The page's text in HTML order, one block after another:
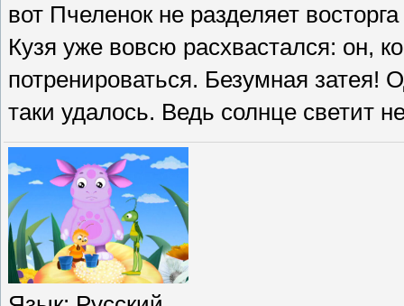
вот Пчеленок не разделяет
Кузя уже вовсю расхвастался: он,
потренироваться. Безумная затея!
таки удалось. Ведь солнце светит